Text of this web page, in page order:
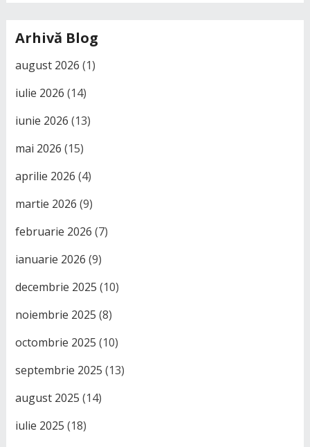
Arhivă Blog
august 2026 (1)
iulie 2026 (14)
iunie 2026 (13)
mai 2026 (15)
aprilie 2026 (4)
martie 2026 (9)
februarie 2026 (7)
ianuarie 2026 (9)
decembrie 2025 (10)
noiembrie 2025 (8)
octombrie 2025 (10)
septembrie 2025 (13)
august 2025 (14)
iulie 2025 (18)